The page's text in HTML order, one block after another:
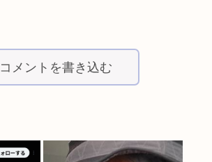
コメントを書き込む